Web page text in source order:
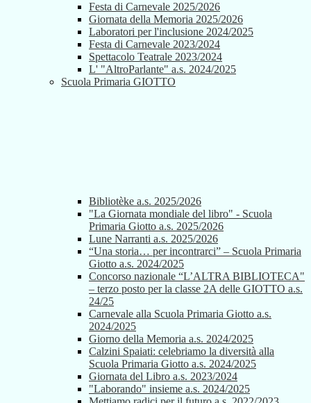
Festa di Carnevale 2025/2026
Giornata della Memoria 2025/2026
Laboratori per l'inclusione 2024/2025
Festa di Carnevale 2023/2024
Spettacolo Teatrale 2023/2024
L' "AltroParlante" a.s. 2024/2025
Scuola Primaria GIOTTO
Bibliotèke a.s. 2025/2026
"La Giornata mondiale del libro" - Scuola
Primaria Giotto a.s. 2025/2026
Lune Narranti a.s. 2025/2026
“Una storia… per incontrarci” – Scuola Primaria
Giotto a.s. 2024/2025
Concorso nazionale “L’ALTRA BIBLIOTECA"
– terzo posto per la classe 2A delle GIOTTO a.s.
24/25
Carnevale alla Scuola Primaria Giotto a.s.
2024/2025
Giorno della Memoria a.s. 2024/2025
Calzini Spaiati: celebriamo la diversità alla
Scuola Primaria Giotto a.s. 2024/2025
Giornata del Libro a.s. 2023/2024
"Laborando" insieme a.s. 2024/2025